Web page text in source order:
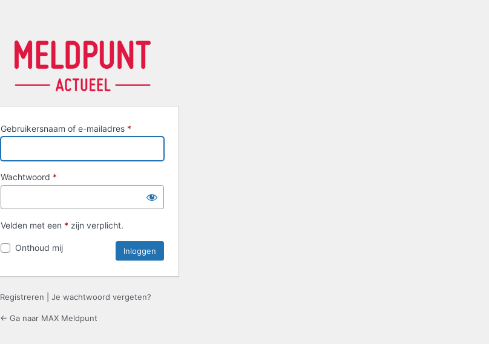
Gebruikersnaam of e-mailadres *
Wachtwoord *
Velden met een * zijn verplicht.
Onthoud mij
Registreren Je wachtwoord vergeten?
← Ga naar MAX Meldpunt